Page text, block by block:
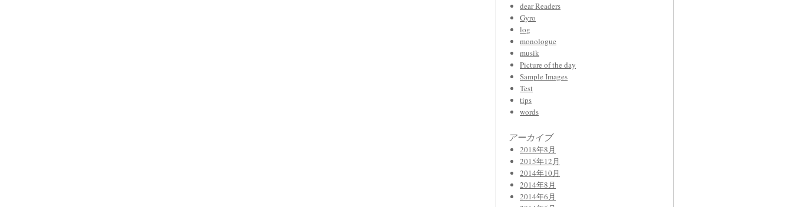
dear Readers
Gyro
log
monologue
musik
Picture of the day
Sample Images
Test
tips
words
アーカイブ
2018年8月
2015年12月
2014年10月
2014年8月
2014年6月